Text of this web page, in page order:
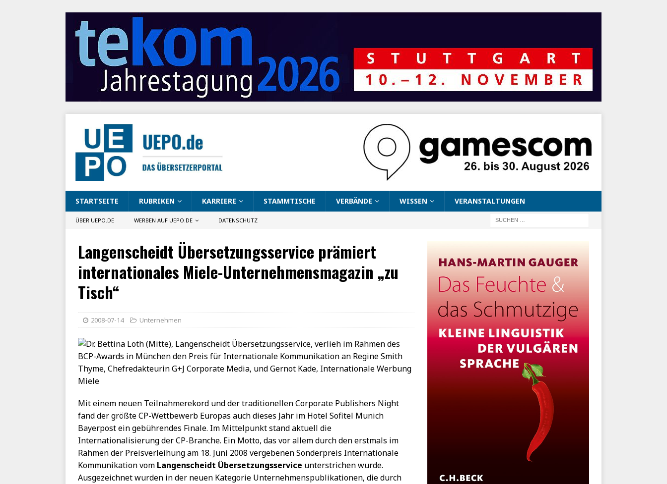
STARTSEITE RUBRIKEN KARRIERE STAMMTISCHE VERBÄNDE WISSEN VERANSTALTUNGEN
ÜBER UEPO.DE WERBEN AUF UEPO.DE DATENSCHUTZ
Langenscheidt Übersetzungsservice prämiert
internationales Miele-Unternehmensmagazin „zu
Tisch“
2008-07-14 Unternehmen
Mit einem neuen Teilnahmerekord und der traditionellen Corporate Publishers Night
fand der größte CP-Wettbewerb Europas auch dieses Jahr im Hotel Sofitel Munich
Bayerpost ein gebührendes Finale. Im Mittelpunkt stand aktuell die
Internationalisierung der CP-Branche. Ein Motto, das vor allem durch den erstmals im
Rahmen der Preisverleihung am 18. Juni 2008 vergebenen Sonderpreis Internationale
Kommunikation vom Langenscheidt Übersetzungsservice unterstrichen wurde.
Ausgezeichnet wurden in der neuen Kategorie Unternehmenspublikationen, die durch